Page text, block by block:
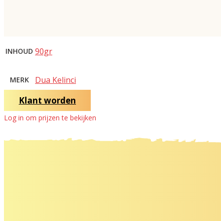
INHOUD 90gr
MERK Dua Kelinci
Klant worden
Log in om prijzen te bekijken